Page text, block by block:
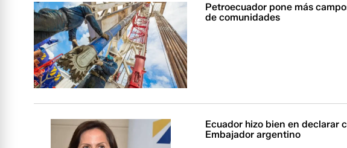
Petroecuador pone más
de comunidades
Ecuador hizo bien en declarar
Embajador argentino